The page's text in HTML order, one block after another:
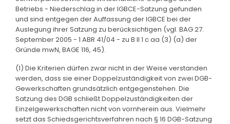
Betriebs - Niederschlag in der IGBCE-Satzung gefunden
und sind entgegen der Auffassung der IGBCE bei der
Auslegung ihrer Satzung zu berücksichtigen (vgl. BAG 27.
September 2005 - 1 ABR 41/04 - zu B II 1 c aa (3) (a) der
Gründe mwN, BAGE 116, 45).
(1) Die Kriterien dürfen zwar nicht in der Weise verstanden
werden, dass sie einer Doppelzuständigkeit von zwei DGB-
Gewerkschaften grundsätzlich entgegenstehen. Die
Satzung des DGB schließt Doppelzuständigkeiten der
Einzelgewerkschaften nicht von vornherein aus. Vielmehr
setzt das Schiedsgerichtsverfahren nach § 16 DGB-Satzung